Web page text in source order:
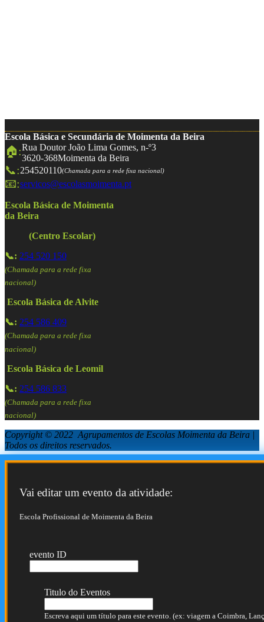
Escola Básica e Secundária de Moimenta da Beira
🏠:Rua Doutor João Lima Gomes, n-º3
3620-368Moimenta da Beira
📞:254520110(Chamada para a rede fixa nacional)
📧:servicos@escolasmoimenta.pt
Escola Básica de Moimenta
da Beira
(Centro Escolar)
📞: 254 520 150
(Chamada para a rede fixa
nacional)
Escola Básica de Alvite
📞: 254 586 409
(Chamada para a rede fixa
nacional)
Escola Básica de Leomil
📞: 254 586 833
(Chamada para a rede fixa
nacional)
Copyright © 2022 Agrupamentos de Escolas Moimenta da Beira |
Todos os direitos reservados.
Vai editar um evento da atividade:
Escola Profissional de Moimenta da Beira
evento ID
Titulo do Eventos
Escreva aqui um título para este evento. (ex: viagem a Coimbra,